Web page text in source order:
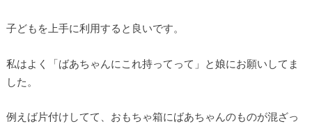
子どもを上手に利用すると良いです。
私はよく「ばあちゃんにこれ持ってって」と娘にお願いしてま
した。
例えば片付けしてて、おもちゃ箱にばあちゃんのものが混ざっ